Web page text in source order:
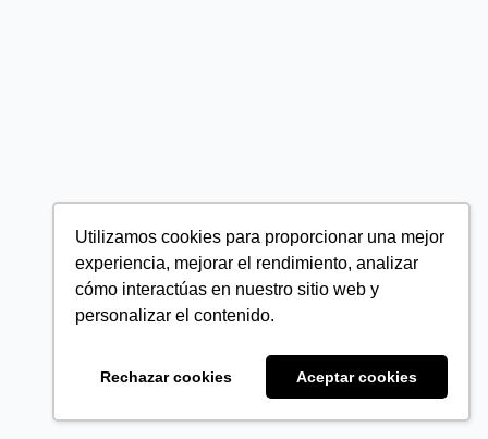
Utilizamos cookies para proporcionar una mejor
experiencia, mejorar el rendimiento, analizar
cómo interactúas en nuestro sitio web y
personalizar el contenido.
Rechazar cookies Aceptar cookies